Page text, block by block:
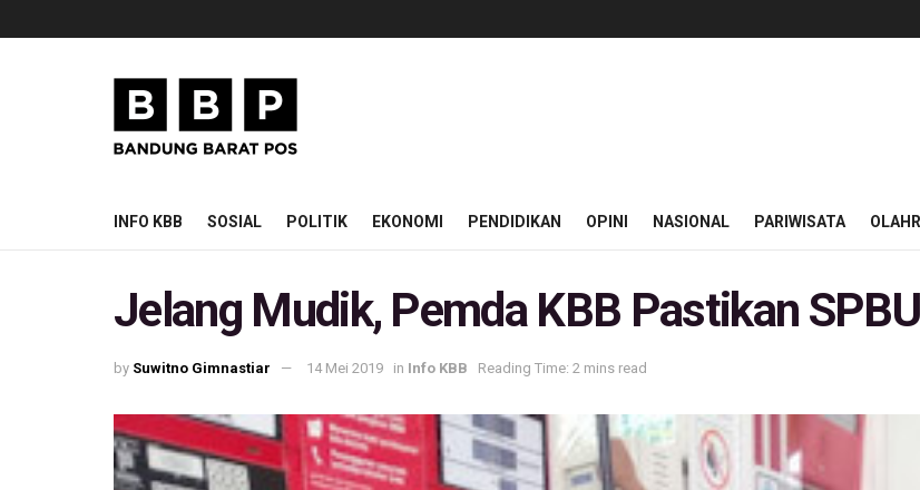
INFO KBB SOSIAL POLITIK EKONOMI PENDIDIKAN OPINI NASIONAL PARIWISATA
Jelang Mudik, Pemda KBB Pastikan
by Suwitno Gimnastiar 14 Mei 2019 in Info KBB Reading Time: 2 mins read